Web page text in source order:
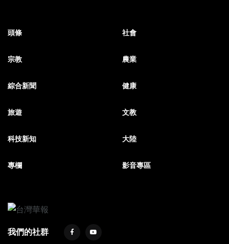
頭條 社會
宗教 農業
綜合新聞 健康
旅遊 文教
科技新知 大陸
專欄 影音專區
我們的社群